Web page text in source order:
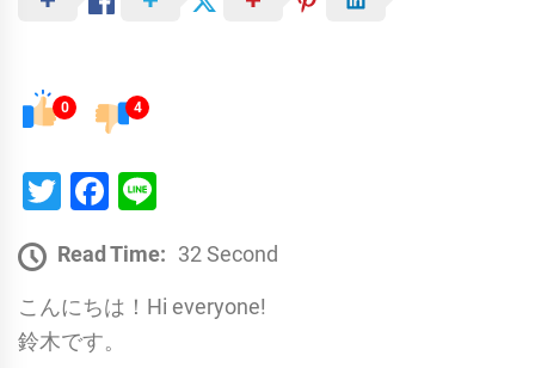
0 4
TwitterFacebook
Read Time: 32 Second
こんにちは！Hi everyone!
鈴木です。